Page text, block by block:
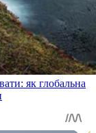
як глобальна